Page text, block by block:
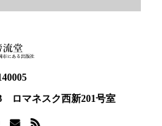
ロマネスク西新201号室